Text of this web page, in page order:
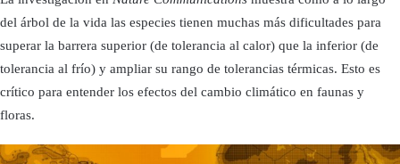
del árbol de la vida las especies tienen muchas más dificultades para
superar la barrera superior (de tolerancia al calor) que la inferior (de
tolerancia al frío) y ampliar su rango de tolerancias térmicas. Esto es
crítico para entender los efectos del cambio climático en faunas y
floras.